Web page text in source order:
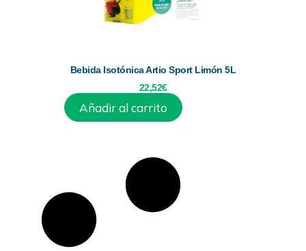
Bebida Isotónica Artio Sport Limón 5L
22,52€
Añadir al carrito